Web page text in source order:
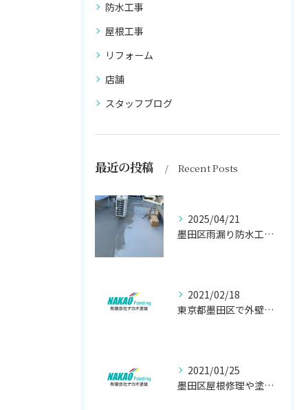
防水工事
屋根工事
リフォーム
店舗
スタッフブログ
最近の投稿 Recent Posts
2025/04/21
墨田区雨漏り防水工事はナカオ塗装まで！！
2021/02/18
東京都墨田区で外壁塗り替え工事なら(有)ナカオ塗装にお任せ
2021/01/25
墨田区屋根修理や塗装工事は、【人気のナカオ塗装へ！】